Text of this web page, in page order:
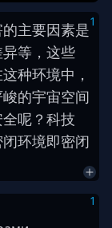
1
的主要因素是
异等 ， 这些
这种环境中 ，
的宇宙空间
呢 ？ 科技
环境即密闭
1